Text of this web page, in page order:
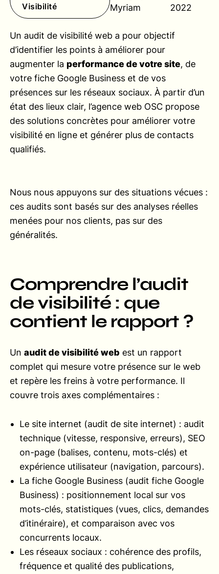
Visibilité
Myriam
2022
Un audit de visibilité web a pour objectif
d’identifier les points à améliorer pour
augmenter la performance de votre site, de
votre fiche Google Business et de vos
présences sur les réseaux sociaux. À partir d’un
état des lieux clair, l’agence web OSC propose
des solutions concrètes pour améliorer votre
visibilité en ligne et générer plus de contacts
qualifiés.
Nous nous appuyons sur des situations vécues :
ces audits sont basés sur des analyses réelles
menées pour nos clients, pas sur des
généralités.
Comprendre l’audit
de visibilité : que
contient le rapport ?
Un audit de visibilité web est un rapport
complet qui mesure votre présence sur le web
et repère les freins à votre performance. Il
couvre trois axes complémentaires :
Le site internet (audit de site internet) : audit
technique (vitesse, responsive, erreurs), SEO
on-page (balises, contenu, mots-clés) et
expérience utilisateur (navigation, parcours).
La fiche Google Business (audit fiche Google
Business) : positionnement local sur vos
mots-clés, statistiques (vues, clics, demandes
d’itinéraire), et comparaison avec vos
concurrents locaux.
Les réseaux sociaux : cohérence des profils,
fréquence et qualité des publications,